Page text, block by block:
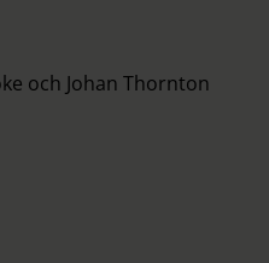
och Johan Thornton